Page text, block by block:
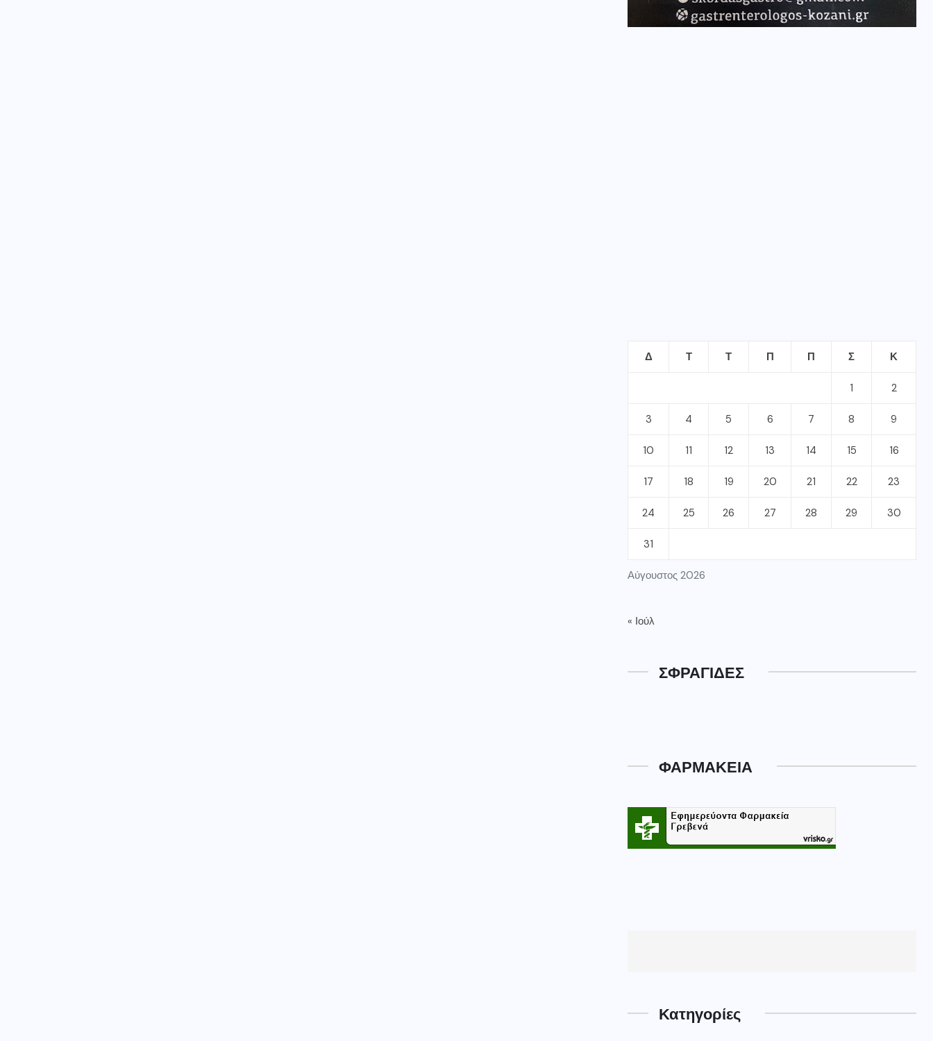
Αύγουστος 2026
Δ Τ Τ Π Π Σ Κ
1 2
3 4 5 6 7 8 9
10 11 12 13 14 15 16
17 18 19 20 21 22 23
24 25 26 27 28 29 30
31
« Ιούλ
ΣΦΡΑΓΙΔΕΣ
ΦΑΡΜΑΚΕΙΑ
Κατηγορίες